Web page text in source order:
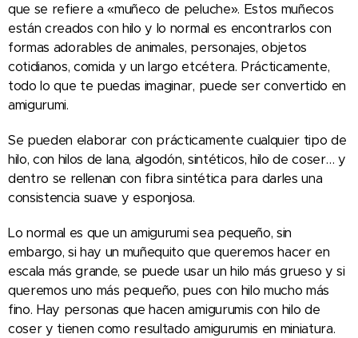
que se refiere a «muñeco de peluche». Estos muñecos
están creados con hilo y lo normal es encontrarlos con
formas adorables de animales, personajes, objetos
cotidianos, comida y un largo etcétera. Prácticamente,
todo lo que te puedas imaginar, puede ser convertido en
amigurumi.
Se pueden elaborar con prácticamente cualquier tipo de
hilo, con hilos de lana, algodón, sintéticos, hilo de coser… y
dentro se rellenan con fibra sintética para darles una
consistencia suave y esponjosa.
Lo normal es que un amigurumi sea pequeño, sin
embargo, si hay un muñequito que queremos hacer en
escala más grande, se puede usar un hilo más grueso y si
queremos uno más pequeño, pues con hilo mucho más
fino. Hay personas que hacen amigurumis con hilo de
coser y tienen como resultado amigurumis en miniatura.